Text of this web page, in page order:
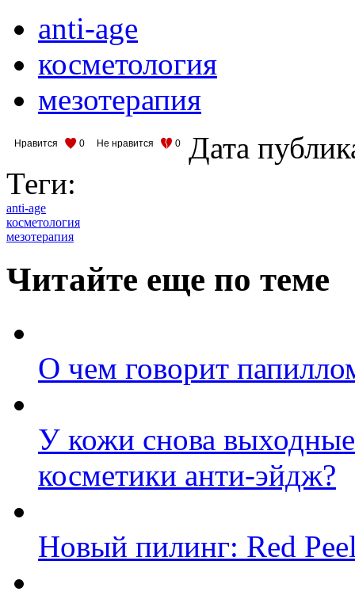
anti-age
косметология
мезотерапия
Нравится 0 Не нравится 0
Дата
Теги:
anti-age
косметология
мезотерапия
Читайте еще по теме
О чем говорит
У кожи снова
косметики анти-эйдж?
Новый пилинг: Red